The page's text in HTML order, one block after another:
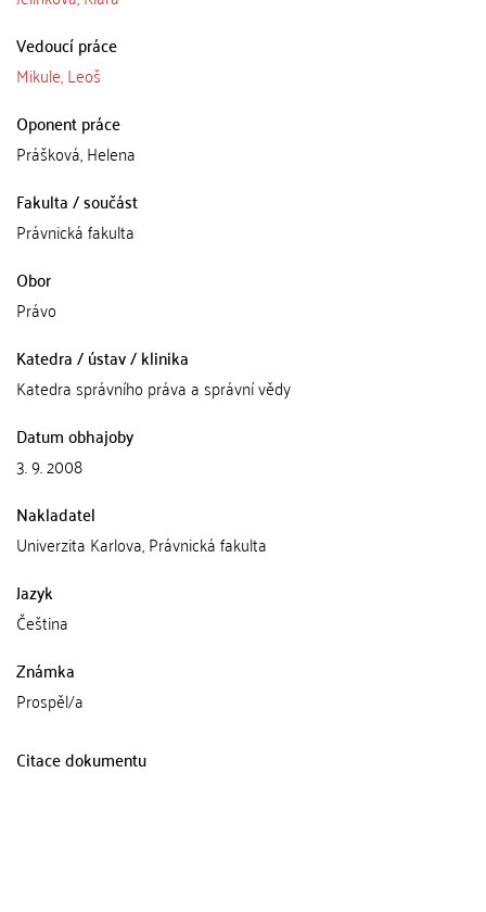
Vedoucí práce
Mikule, Leoš
Oponent práce
Prášková, Helena
Fakulta / součást
Právnická fakulta
Obor
Právo
Katedra / ústav / klinika
Katedra správního práva a správní vědy
Datum obhajoby
3. 9. 2008
Nakladatel
Univerzita Karlova, Právnická fakulta
Jazyk
Čeština
Známka
Prospěl/a
Citace dokumentu